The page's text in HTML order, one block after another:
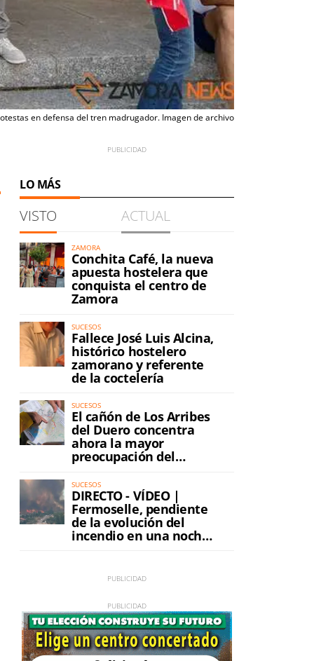
en defensa del tren madrugador. Imagen de archivo
LO MÁS
VISTO ACTUAL
ZAMORA
Conchita Café, la nueva
apuesta hostelera que
conquista el centro de
Zamora
SUCESOS
Fallece José Luis Alcina,
histórico hostelero
zamorano y referente
de la coctelería
SUCESOS
El cañón de Los Arribes
del Duero concentra
ahora la mayor
preocupación del
incendio
SUCESOS
DIRECTO - VÍDEO |
Fermoselle, pendiente
de la evolución del
incendio en una noche